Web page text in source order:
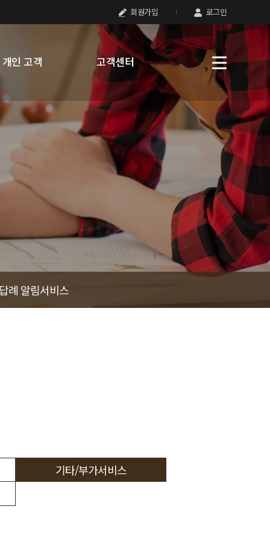
회원가입 로그인
개인 고객 고객센터
례 알림서비스
기타/부가서비스